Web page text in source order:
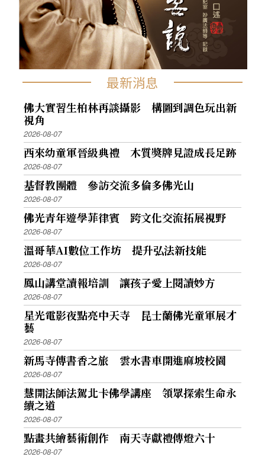
最新消息
佛大實習生柏林再談攝影 構圖到調色玩出新
視角
2026-08-07
西來幼童軍晉級典禮 木質獎牌見證成長足跡
2026-08-07
基督教團體 參訪交流多倫多佛光山
2026-08-07
佛光青年遊學菲律賓 跨文化交流拓展視野
2026-08-07
溫哥華AI數位工作坊 提升弘法新技能
2026-08-07
鳳山講堂讀報培訓 讓孩子愛上閱讀妙方
2026-08-07
星光電影夜點亮中天寺 昆士蘭佛光童軍展才
藝
2026-08-07
新馬寺傳書香之旅 雲水書車開進麻坡校園
2026-08-07
慧開法師法駕北卡佛學講座 領眾探索生命永
續之道
2026-08-07
點畫共繪藝術創作 南天寺獻禮傳燈六十
2026-08-07